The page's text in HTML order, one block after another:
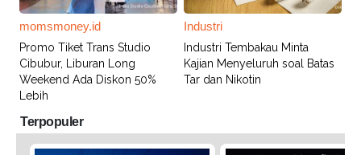
momsmoney.id
Promo Tiket Trans Studio
Cibubur, Liburan Long
Weekend Ada Diskon 50%
Lebih
Industri
Industri Tembakau Minta
Kajian Menyeluruh soal Batas
Tar dan Nikotin
Terpopuler